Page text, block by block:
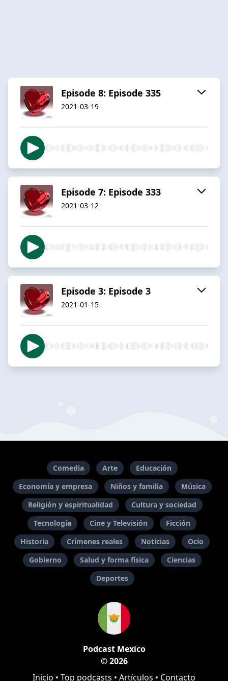
Episode 8: Episode 335
2021-03-19
Episode 7: Episode 333
2021-03-12
Episode 3: Episode 3
2021-01-15
Comedia Arte
Educación
Economía y empresa
Niños y familia
Música
Religión y espiritualidad
Cultura y sociedad
Tecnología
Cine y Televisión
Ficción
Historia
Crímenes reales Noticias
Ocio
Gobierno
Salud y forma física
Ciencias
Deportes
Podcast Mexico
© 2026
Inicio • Top podcasts • Artículos • Contacto